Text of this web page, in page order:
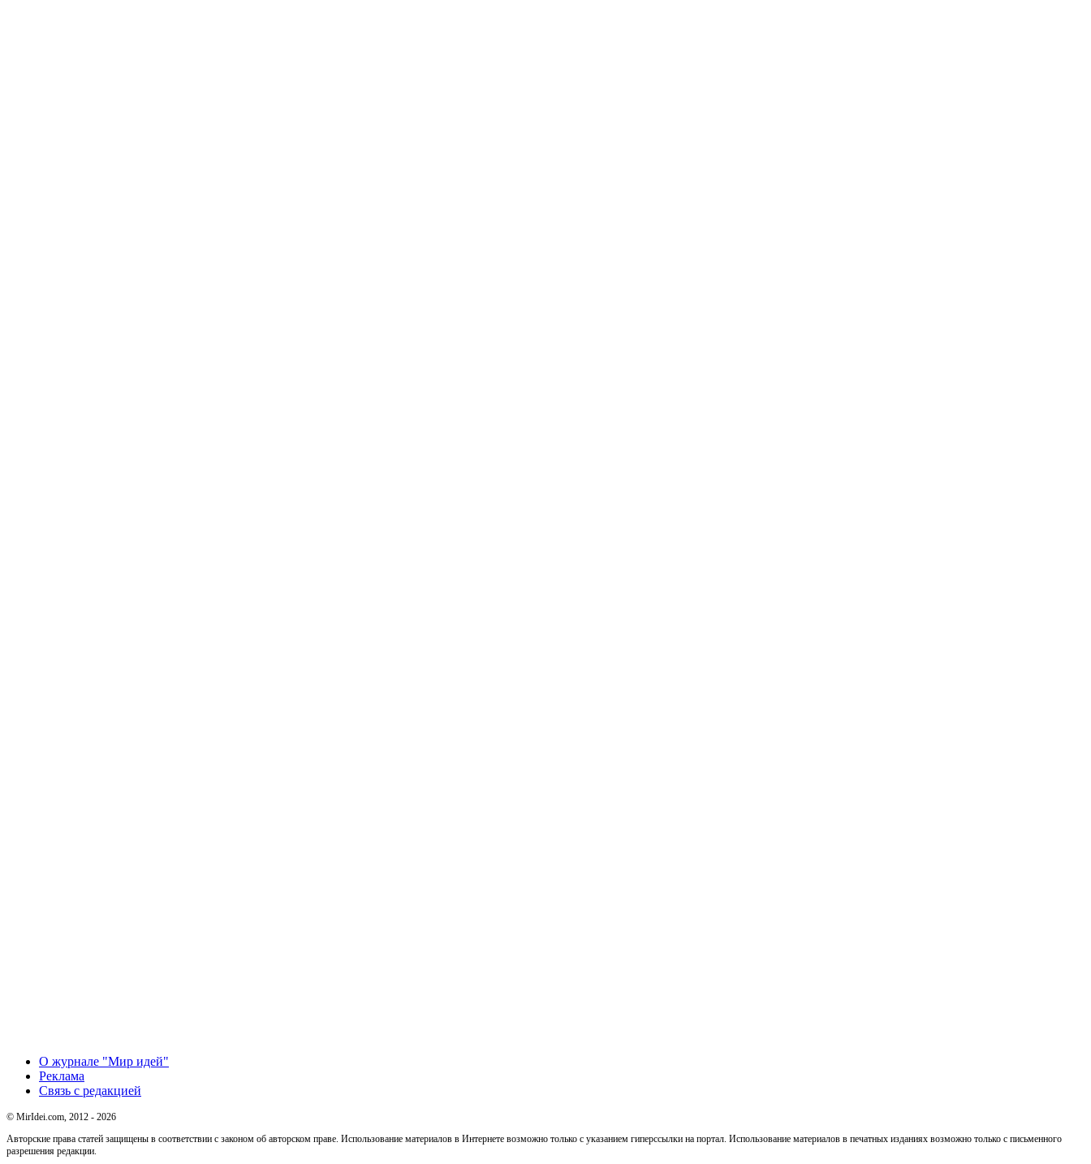
О журнале "Мир идей"
Реклама
Связь с редакцией
© MirIdei.com, 2012 - 2026
Авторские права статей защищены в соответствии с законом об авторском праве. Использование материалов в Интернете возможно только с указанием гиперссылки на портал. Использование материалов в печатных изданиях возможно только с письменного
разрешения редакции.